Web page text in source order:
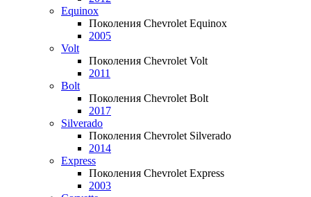
Equinox
Поколения Chevrolet Equinox
2005
Volt
Поколения Chevrolet Volt
2011
Bolt
Поколения Chevrolet Bolt
2017
Silverado
Поколения Chevrolet Silverado
2014
Express
Поколения Chevrolet Express
2003